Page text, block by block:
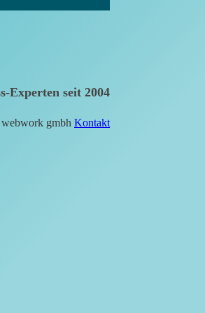
Experten seit 2004
gmbh Kontakt